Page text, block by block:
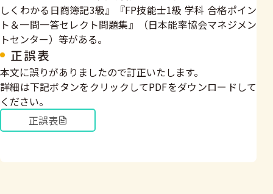
しくわかる日商簿記3級』『FP技能士1級 学科 合格ポイン
ト＆一問一答セレクト問題集』（日本能率協会マネジメン
トセンター）等がある。
正誤表
本文に誤りがありましたので訂正いたします。
詳細は下記ボタンをクリックしてPDFをダウンロードして
ください。
正誤表